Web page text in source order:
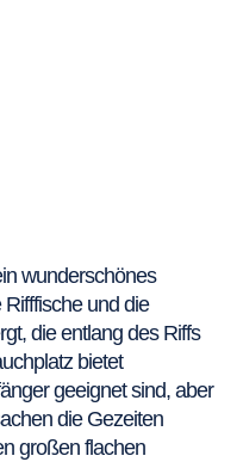
wunderschönes
und die
die entlang des Riffs
bietet
geeignet sind, aber
die Gezeiten
großen flachen